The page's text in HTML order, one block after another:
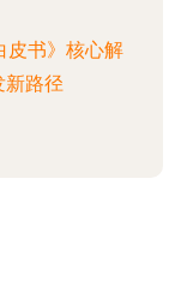
皮书》核心解
新路径